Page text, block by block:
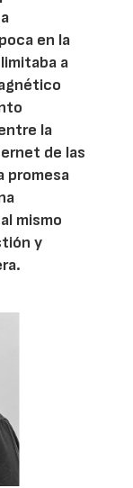
en la
a
la
de las
promesa
mismo
y